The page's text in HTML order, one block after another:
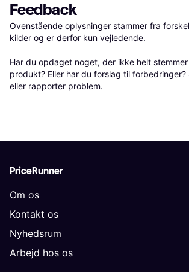
Feedback
Ovenstående oplysninger stammer fra
kilder og er derfor kun vejledende.
Har du opdaget noget, der ikke helt
produkt? Eller har du forslag til forbedringer?
eller rapporter problem.
PriceRunner
Om os
Kontakt os
Nyhedsrum
Arbejd hos os